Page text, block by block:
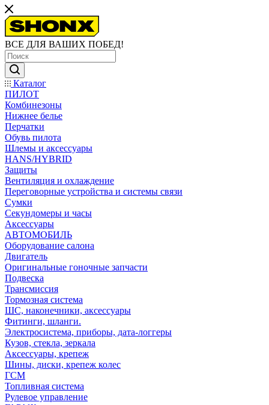
ВСЕ ДЛЯ ВАШИХ ПОБЕД!
Каталог
ПИЛОТ
Комбинезоны
Нижнее белье
Перчатки
Обувь пилота
Шлемы и аксессуары
HANS/HYBRID
Защиты
Вентиляция и охлаждение
Переговорные устройства и системы связи
Сумки
Секундомеры и часы
Аксессуары
АВТОМОБИЛЬ
Оборудование салона
Двигатель
Оригинальные гоночные запчасти
Подвеска
Трансмиссия
Тормозная система
ШС, наконечники, аксессуары
Фитинги, шланги.
Электросистема, приборы, дата-логгеры
Кузов, стекла, зеркала
Аксессуары, крепеж
Шины, диски, крепеж колес
ГСМ
Топливная система
Рулевое управление